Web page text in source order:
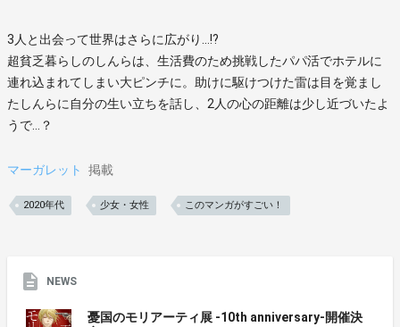
3人と出会って世界はさらに広がり…!?
超貧乏暮らしのしんらは、生活費のため挑戦したパパ活でホテルに
連れ込まれてしまい大ピンチに。助けに駆けつけた雷は目を覚まし
たしんらに自分の生い立ちを話し、2人の心の距離は少し近づいたよ
うで…？
マーガレット 掲載
2020年代 少女・女性 このマンガがすごい！
NEWS
憂国のモリアーティ展 -10th anniversary-開催決